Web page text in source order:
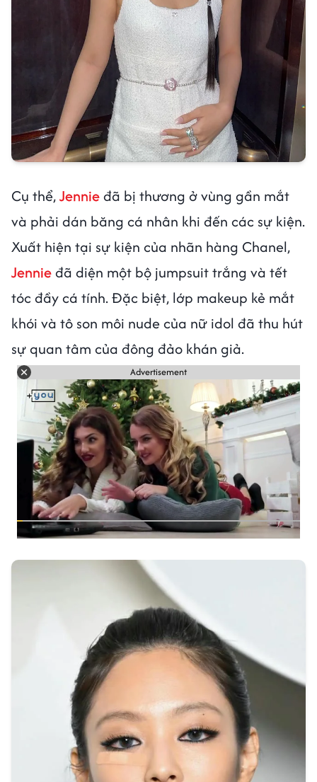
Cụ thể,Jennieđã bị thương ở vùng gần mắt
và phải dán băng cá nhân khi đến các sự kiện.
Xuất hiện tại sự kiện của nhãn hàng Chanel,
Jennieđã diện một bộ jumpsuit trắng và tết
tóc đầy cá tính. Đặc biệt, lớp makeup kẻ mắt
khói và tô son môi nude của nữ idol đã thu hút
sự quan tâm của đông đảo khán giả.
Advertisement